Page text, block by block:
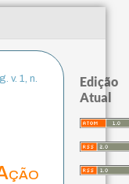
v. 1, n.
Edição
Atual